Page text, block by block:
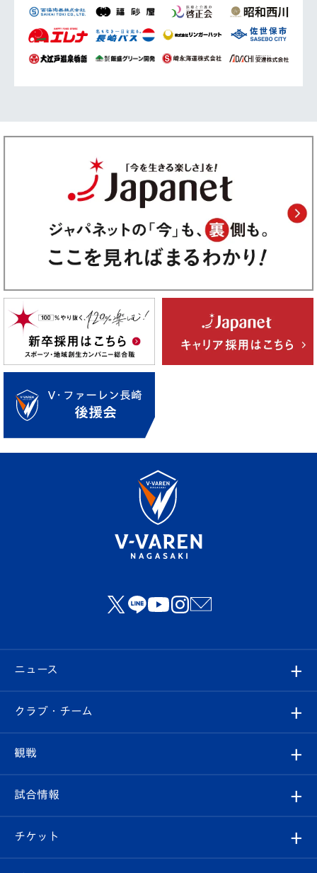
ニュース
すべて
クラブ
試合情報
クラブ・チーム
クラブ概要
エンブレム紹介
観戦
観戦ルール
はじめての観戦ガイド
試合情報
試合日程/結果
チケット